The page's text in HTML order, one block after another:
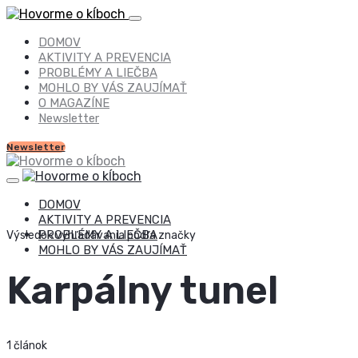
DOMOV
AKTIVITY A PREVENCIA
PROBLÉMY A LIEČBA
MOHLO BY VÁS ZAUJÍMAŤ
O MAGAZÍNE
Newsletter
Newsletter
DOMOV
AKTIVITY A PREVENCIA
PROBLÉMY A LIEČBA
MOHLO BY VÁS ZAUJÍMAŤ
Výsledok vyhľadávania podľa značky
Karpálny tunel
1 článok